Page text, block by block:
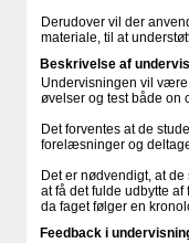
Derudover vil der
materiale, til at
Beskrivelse af
Undervisningen vil
øvelser og test både on
Det forventes at de
forelæsninger og
Det er nødvendigt, at
at få det fulde udbytte
da faget følger en
Feedback i